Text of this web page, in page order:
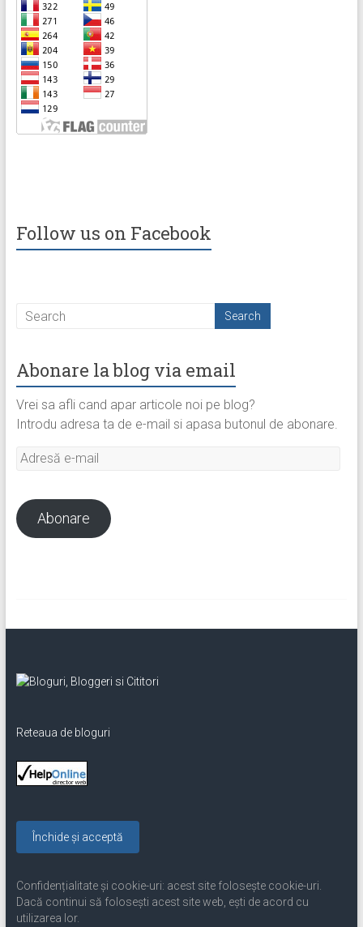
Follow us on Facebook
Abonare la blog via email
Vrei sa afli cand apar articole noi pe blog?
Introdu adresa ta de e-mail si apasa butonul de abonare.
Adresă
Abonare
Reteaua de bloguri
Confidențialitate și cookie-uri: acest site folosește cookie-uri.
Dacă continui să folosești acest site web, ești de acord cu
utilizarea lor.